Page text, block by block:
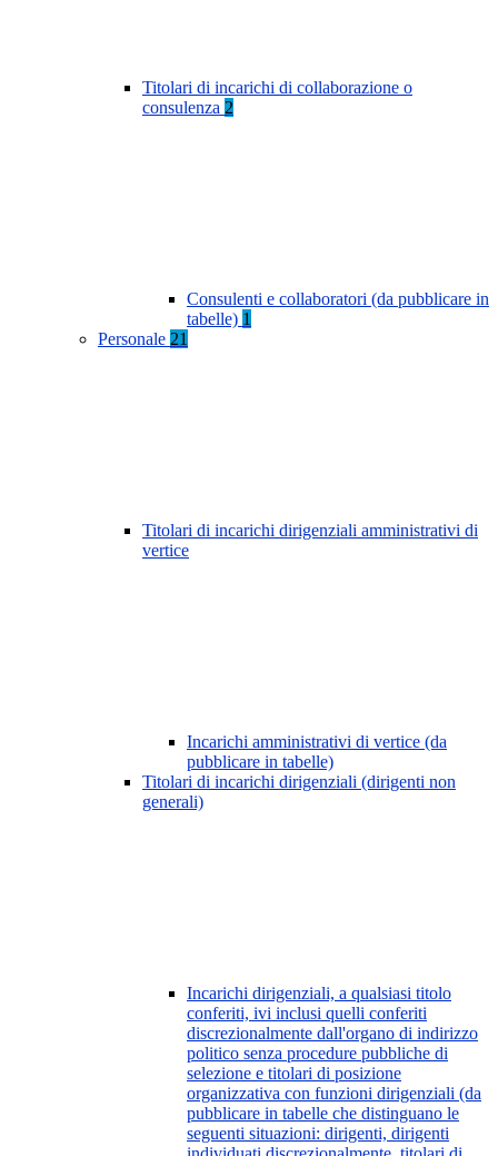
Titolari di incarichi di collaborazione o
consulenza 2
Consulenti e collaboratori (da pubblicare in
tabelle) 1
Personale 21
Titolari di incarichi dirigenziali amministrativi di
vertice
Incarichi amministrativi di vertice (da
pubblicare in tabelle)
Titolari di incarichi dirigenziali (dirigenti non
generali)
Incarichi dirigenziali, a qualsiasi titolo
conferiti, ivi inclusi quelli conferiti
discrezionalmente dall'organo di indirizzo
politico senza procedure pubbliche di
selezione e titolari di posizione
organizzativa con funzioni dirigenziali (da
pubblicare in tabelle che distinguano le
seguenti situazioni: dirigenti, dirigenti